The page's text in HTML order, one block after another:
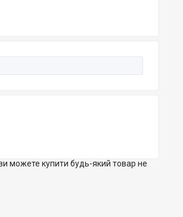
можете купити будь-який товар не